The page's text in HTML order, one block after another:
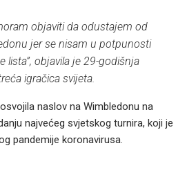
objaviti da odustajem od
jer se nisam u potpunosti
lista”, objavila je 29-godišnja
igračica svijeta.
naslov na Wimbledonu na
najvećeg svjetskog turnira, koji je
pandemije koronavirusa.